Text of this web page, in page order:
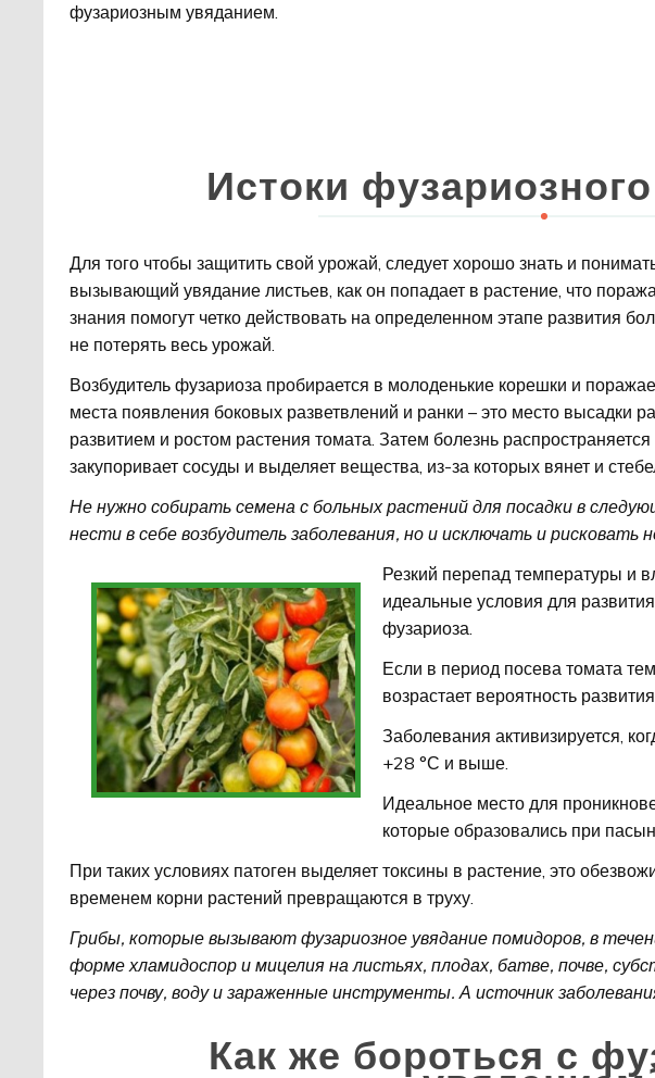
фузариозным увяданием.
Истоки
Для того чтобы защитить свой урожай, следует хорошо знать и
вызывающий увядание листьев, как он попадает в растение, что
знания помогут четко действовать на определенном этапе развития
не потерять весь урожай.
Возбудитель фузариоза пробирается в молоденькие корешки и
места появления боковых разветвлений и ранки – это место высадки
развитием и ростом растения томата. Затем болезнь
закупоривает сосуды и выделяет вещества, из-за которых вянет и
Не нужно собирать семена с больных растений для посадки в
нести в себе возбудитель заболевания, но и исключать и рисковать
Резкий перепад температуры и
идеальные условия для
фузариоза.
Если в период посева томата
возрастает вероятность
Заболевания активизируется,
+28 °С и выше.
Идеальное место для
которые образовались при
При таких условиях патоген выделяет токсины в растение, это
временем корни растений превращаются в труху.
Грибы, которые вызывают фузариозное увядание помидоров, в
форме хламидоспор и мицелия на листьях, плодах, батве, почве,
через почву, воду и зараженные инструменты. А источник
Как же бороться с